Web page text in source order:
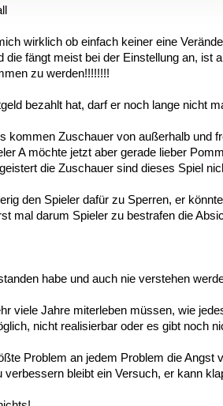
wirklich ob einfach keiner eine
die fängt meist bei der Einstellung an,
zu werden!!!!!!!!
bezahlt hat, darf er noch lange nicht
kommen Zuschauer von außerhalb und
A möchte jetzt aber gerade lieber
die Zuschauer sind dieses Spiel
den Spieler dafür zu Sperren, er
mal darum Spieler zu bestrafen die
habe und auch nie verstehen
viele Jahre miterleben müssen, wie
nicht realisierbar oder es gibt noch
Problem an jedem Problem die Angst
verbessern bleibt ein Versuch, er kann